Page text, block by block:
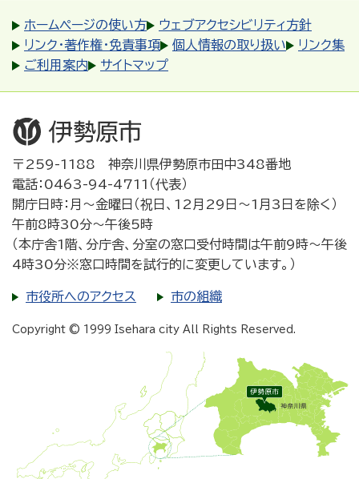
ホームページの使い方
ウェブアクセシビリティ方針
リンク・著作権・免責事項
個人情報の取り扱い
リンク集
ご利用案内
サイトマップ
〒259-1188 神奈川県伊勢原市田中348番地
電話：0463-94-4711（代表）
開庁日時：月～金曜日（祝日、12月29日～1月3日を除く）
午前8時30分～午後5時
（本庁舎1階、分庁舎、分室の窓口受付時間は午前9時～午後
4時30分※窓口時間を試行的に変更しています。）
市役所へのアクセス 市の組織
Copyright © 1999 Isehara city All Rights Reserved.